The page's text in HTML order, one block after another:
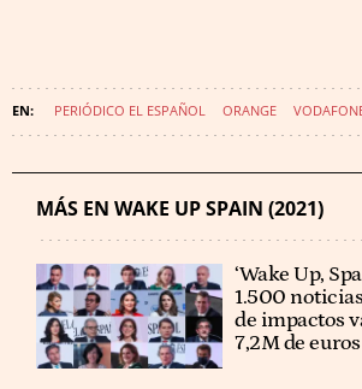
PERIÓDICO EL ESPAÑOL ORANGE
MÁS EN WAKE UP SPAIN (2021)
‘Wake Up,
1.500
de impactos
7,2M de euros